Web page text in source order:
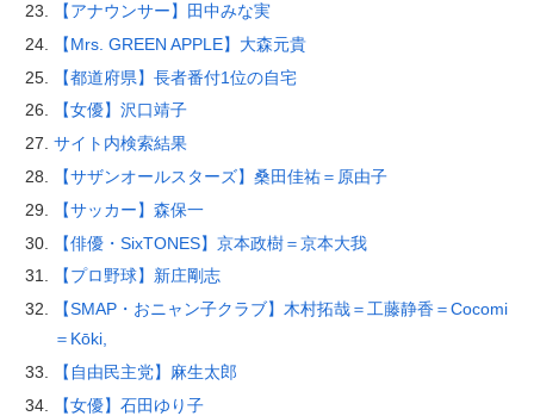
【アナウンサー】田中みな実
【Mrs. GREEN APPLE】大森元貴
【都道府県】長者番付1位の自宅
【女優】沢口靖子
サイト内検索結果
【サザンオールスターズ】桑田佳祐＝原由子
【サッカー】森保一
【俳優・SixTONES】京本政樹＝京本大我
【プロ野球】新庄剛志
【SMAP・おニャン子クラブ】木村拓哉＝工藤静香＝Cocomi
＝Kōki,
【自由民主党】麻生太郎
【女優】石田ゆり子